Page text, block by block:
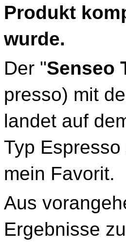
Produkt
wurde.
Der "Senseo
presso) mit
landet auf
Typ
mein Favorit.
Aus
Ergebnisse